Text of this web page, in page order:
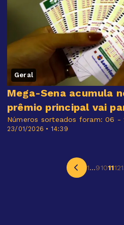
Geral
23/01/2026 • 14:39
Mega-Sena acumula
prêmio principal vai
Números sorteados foram: 06
1...9101112